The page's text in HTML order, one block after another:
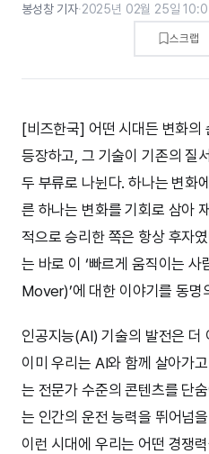
봉성창 기자·2025년 02월 25일
스크랩
[비즈한국] 어떤 시대든 변화의
등장하고, 그 기술이 기존의 질
두 부류로 나뉜다. 하나는 변화
른 하나는 변화를 기회로 삼아
적으로 승리한 쪽은 항상 후자
는 바로 이 ‘빠르게 움직이는 사
Mover)’에 대한 이야기를 동명
인공지능(AI) 기술의 발전은 더
이미 우리는 AI와 함께 살아가
는 전문가 수준의 콘텐츠를 단
는 인간의 운전 능력을 뛰어넘
이런 시대에 우리는 어떤 경쟁